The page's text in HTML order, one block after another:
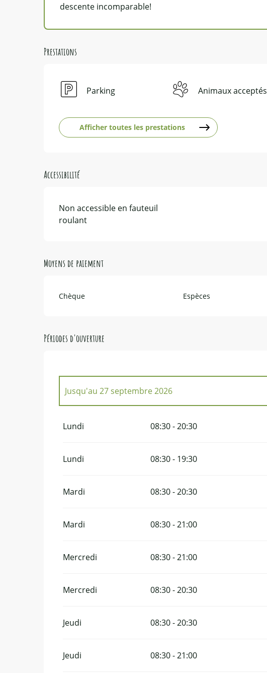
descente incomparable!
Prestations
Parking Animaux acceptés
Afficher toutes les prestations
Accessibilité
Non accessible en fauteuil
roulant
Moyens de paiement
Chèque Espèces
Périodes d'ouverture
1 janvier 2026
Jusqu'au 27 septembre 2026
Lundi 08:30 - 20:30
Lundi 08:30 - 19:30
Mardi 08:30 - 20:30
Mardi 08:30 - 21:00
Mercredi 08:30 - 21:00
Mercredi 08:30 - 20:30
Jeudi 08:30 - 20:30
Jeudi 08:30 - 21:00